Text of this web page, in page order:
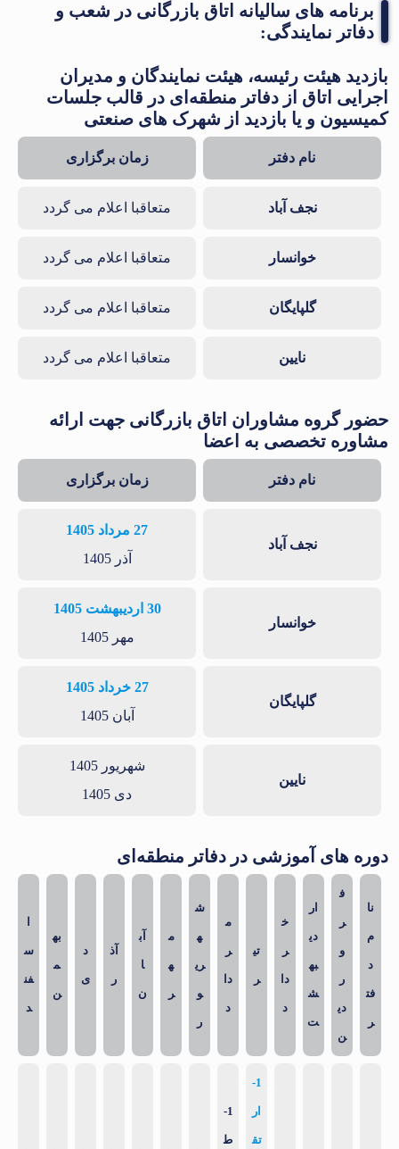
برنامه های سالیانه اتاق بازرگانی در شعب و
دفاتر نمایندگی:
بازدید هیئت رئیسه، هیئت نمایندگان و مدیران
اجرایی اتاق از دفاتر منطقه‌ای در قالب جلسات
کمیسیون و یا بازدید از شهرک های صنعتی
نام دفتر زمان برگزاری
نجف آباد متعاقبا اعلام می گردد
خوانسار متعاقبا اعلام می گردد
گلپایگان متعاقبا اعلام می گردد
نایین متعاقبا اعلام می گردد
حضور گروه مشاوران اتاق بازرگانی جهت ارائه
مشاوره تخصصی به اعضا
نام دفتر زمان برگزاری
نجف آباد
27 مرداد 1405
آذر 1405
خوانسار
30 اردیبهشت 1405
مهر 1405
گلپایگان
27 خرداد 1405
آبان 1405
نایین
شهریور 1405
دی 1405
دوره های آموزشی در دفاتر منطقه‌ای
نا
م
د
فت
ر
ف
ر
و
ر
دی
ن
ار
دی
به
ش
ت
خ
ر
دا
د
تی
ر
م
ر
دا
د
ش
ه
ری
و
ر
م
ه
ر
آب
ا
ن
آذ
ر
د
ی
به
م
ن
س
فن
د
1-
ار
تق
1-
ط